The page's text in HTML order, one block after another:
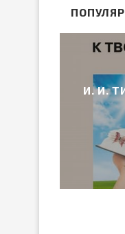
И. И.